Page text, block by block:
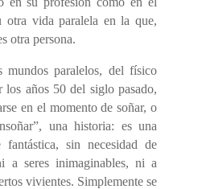
otra vida paralela en la que,
otra persona.
mundos paralelos, del físico
años 50 del siglo pasado,
en el momento de soñar, o
una historia: es una
fantástica, sin necesidad de
a seres inimaginables, ni a
vivientes. Simplemente se